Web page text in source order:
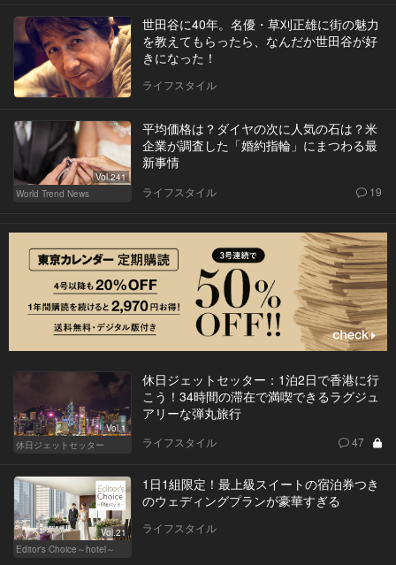
世田谷に40年。名優・草刈正雄に街の魅力
を教えてもらったら、なんだか世田谷が好
きになった！
ライフスタイル
Vol.241
World Trend News
平均価格は？ダイヤの次に人気の石は？米
企業が調査した「婚約指輪」にまつわる最
新事情
ライフスタイル 19
Vol.1
休日ジェットセッター
休日ジェットセッター：1泊2日で香港に行
こう！34時間の滞在で満喫できるラグジュ
アリーな弾丸旅行
ライフスタイル 47
Vol.21
Editor's Choice～hotel～
1日1組限定！最上級スイートの宿泊券つき
のウェディングプランが豪華すぎる
ライフスタイル